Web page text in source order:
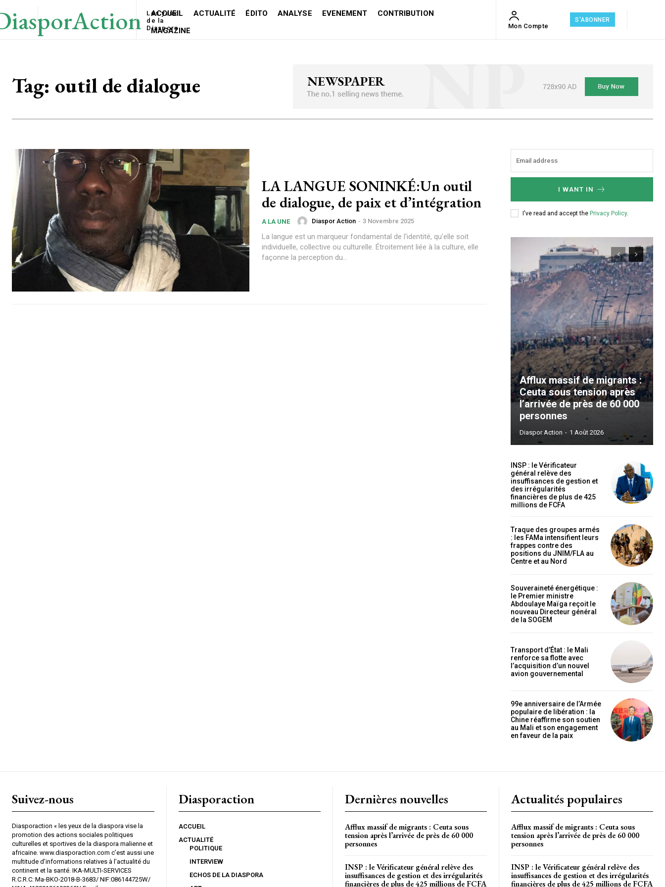
Les yeux
de la
Diaspora
ACCUEIL ACTUALITÉ ÉDITO ANALYSE EVENEMENT
CONTRIBUTION
MAGAZINE
Mon Compte
S'ABONNER
Tag: outil de dialogue
LA LANGUE SONINKÉ:Un outil
de dialogue, de paix et d’intégration
A LA UNE Diaspor Action - 3 Novembre 2025
La langue est un marqueur fondamental de l'identité, qu'elle soit
individuelle, collective ou culturelle. Étroitement liée à la culture, elle
façonne la perception du...
I WANT IN
I've read and accept the Privacy Policy.
Afflux massif de migrants :
Ceuta sous tension après
l’arrivée de près de 60 000
personnes
Diaspor Action - 1 Août 2026
INSP : le Vérificateur
général relève des
insuffisances de gestion et
des irrégularités
financières de plus de 425
millions de FCFA
Traque des groupes armés
: les FAMa intensifient leurs
frappes contre des
positions du JNIM/FLA au
Centre et au Nord
Souveraineté énergétique :
le Premier ministre
Abdoulaye Maïga reçoit le
nouveau Directeur général
de la SOGEM
Transport d’État : le Mali
renforce sa flotte avec
l’acquisition d’un nouvel
avion gouvernemental
99e anniversaire de l’Armée
populaire de libération : la
Chine réaffirme son soutien
au Mali et son engagement
en faveur de la paix
Suivez-nous
Diasporaction « les yeux de la diaspora vise la
promotion des actions sociales politiques
culturelles et sportives de la diaspora malienne et
africaine. www.diasporaction.com c’est aussi une
multitude d’informations relatives à l’actualité du
continent et la santé. IKA-MULTI-SERVICES
R.C.R.C: Ma-BKO-2018-B-3683/ NIF:086144725W/
Diasporaction
ACCUEIL
ACTUALITÉ
POLITIQUE
INTERVIEW
ECHOS DE LA DIASPORA
Dernières nouvelles
Afflux massif de migrants : Ceuta sous
tension après l’arrivée de près de 60 000
personnes
INSP : le Vérificateur général relève des
insuffisances de gestion et des irrégularités
financières de plus de 425 millions de FCFA
Actualités populaires
Afflux massif de migrants : Ceuta sous
tension après l’arrivée de près de 60 000
personnes
INSP : le Vérificateur général relève des
insuffisances de gestion et des irrégularités
financières de plus de 425 millions de FCFA